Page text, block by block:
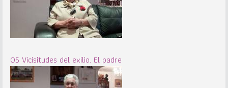
05 Vicisitudes del exilio. El padre